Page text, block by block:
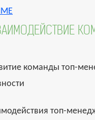
команды топ-
топ-